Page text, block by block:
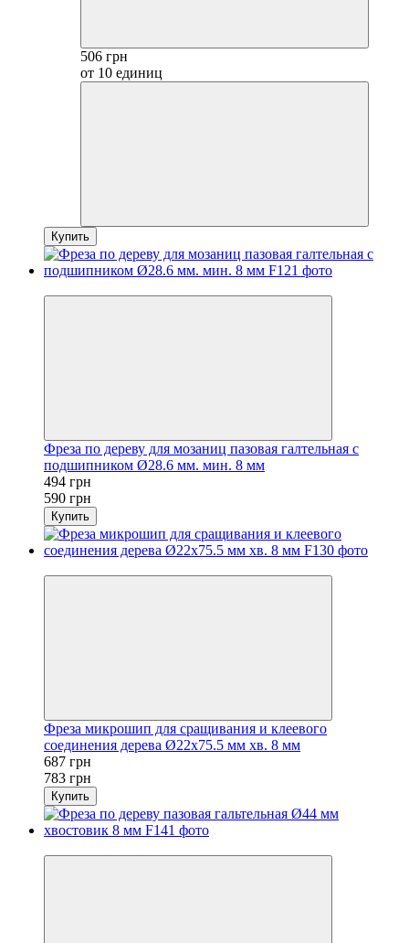
506 грн
от 10 единиц
Купить
Фреза по дереву для мозаниц пазовая галтельная с
подшипником Ø28.6 мм. мин. 8 мм
494 грн
590 грн
Купить
Фреза микрошип для сращивания и клеевого
соединения дерева Ø22х75.5 мм хв. 8 мм
687 грн
783 грн
Купить